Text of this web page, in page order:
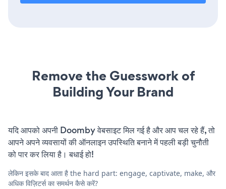
Remove the Guesswork of
Building Your Brand
यदि आपको अपनी Doomby वेबसाइट मिल गई है और आप चल रहे हैं, तो
आपने अपने व्यवसायों की ऑनलाइन उपस्थिति बनाने में पहली बड़ी चुनौती
को पार कर लिया है। बधाई हो!
लेकिन इसके बाद आता है the hard part: engage, captivate, make, और
अधिक विज़िटर्स का समर्थन कैसे करें?